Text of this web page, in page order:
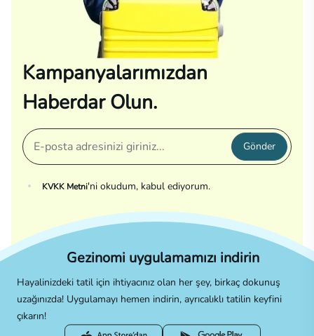
Kampanyalarımızdan
Haberdar Olun.
Gönder
KVKK Metni'ni okudum, kabul ediyorum.
Gezinomi uygulamamızı indirin
Hayalinizdeki tatil için ihtiyacınız olan her şey, birkaç dokunuş
uzağınızda! Uygulamayı hemen indirin, ayrıcalıklı tatilin keyfini
çıkarın!